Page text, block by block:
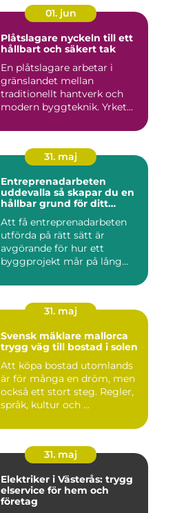
01. jun
Plåtslagare nyckeln till ett
hållbart och säkert tak
En plåtslagare arbetar i
gränslandet mellan
traditionellt hantverk och
modern byggteknik. Yrket
31. maj
Entreprenadarbeten
uddevalla så skapar du en
hållbar grund för ditt
Att få entreprenadarbeten
utförda på rätt sätt är
avgörande för hur ett
byggprojekt mår på lång
31. maj
Svensk mäklare mallorca
trygg väg till bostad i solen
Att köpa bostad utomlands
är för många en dröm, men
också ett stort steg. Regler,
språk, kultur och ...
31. maj
Elektriker i Västerås: trygg
elservice för hem och
företag